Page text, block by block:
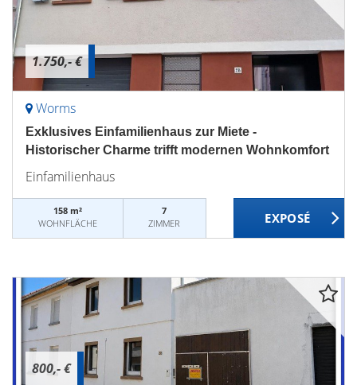
1.750,- €
Worms
Exklusives Einfamilienhaus zur Miete -
Historischer Charme trifft modernen Wohnkomfort
Einfamilienhaus
158 m²
WOHNFLÄCHE
7
ZIMMER
800,- €